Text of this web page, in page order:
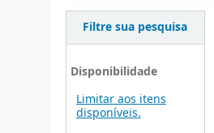
Filtre sua pesquisa
Disponibilidade
Limitar aos itens
disponíveis.